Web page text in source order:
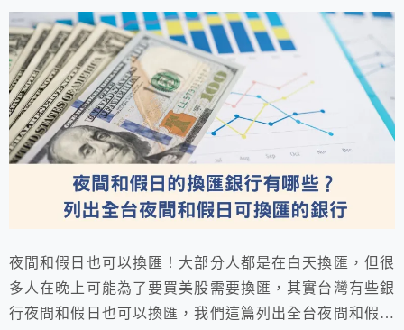
夜間和假日也可以換匯！大部分人都是在白天換匯，但很
多人在晚上可能為了要買美股需要換匯，其實台灣有些銀
行夜間和假日也可以換匯，我們這篇列出全台夜間和假日